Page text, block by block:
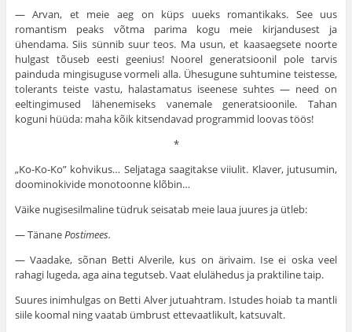
— Arvan, et meie aeg on küps uueks romantikaks. See uus
romantism peaks võtma parima kogu meie kirjandusest ja
ühendama. Siis sünnib suur teos. Ma usun, et kaasaegsete noorte
hulgast tõuseb eesti geenius! Noorel generatsioonil pole tarvis
painduda mingisuguse vormeli alla. Ühesugune suhtumine teistesse,
tolerants teiste vastu, halastamatus iseenese suhtes — need on
eeltingimused lähenemiseks vanemale generatsioonile. Tahan
koguni hüüda: maha kõik kitsendavad programmid loovas töös!
*
„Ko-Ko-Ko” kohvikus… Seljataga saagitakse viiulit. Klaver, jutusumin,
doominokivide monotoonne klõbin…
Väike nugisesilmaline tüdruk seisatab meie laua juures ja ütleb:
— TänanePostimees.
— Vaadake, sõnan Betti Alverile, kus on ärivaim. Ise ei oska veel
rahagi lugeda, aga aina tegutseb. Vaat elulähedus ja praktiline taip.
Suures inimhulgas on Betti Alver jutuahtram. Istudes hoiab ta mantli
siile koomal ning vaatab ümbrust ettevaatlikult, katsuvalt.